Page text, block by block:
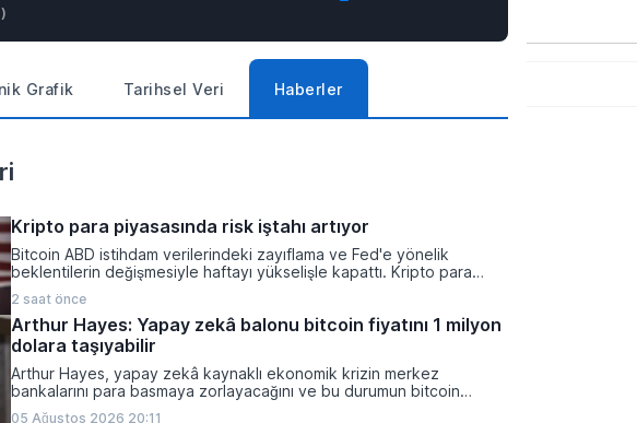
)
Grafik Tarihsel Veri Haberler
Kripto para piyasasında risk iştahı artıyor
Bitcoin ABD istihdam verilerindeki zayıflama ve Fed'e yönelik
beklentilerin değişmesiyle haftayı yükselişle kapattı. Kripto para
dönemde açıklanacak enflasyon rakamlarına ve küresel gelişmelere
çevrildi.
2 saat önce
Arthur Hayes: Yapay zekâ balonu bitcoin fiyatını 1 milyon
dolara taşıyabilir
Arthur Hayes, yapay zekâ kaynaklı ekonomik krizin merkez
bankalarını para basmaya zorlayacağını ve bu durumun bitcoin
fiyatını 1 milyon dolara taşıyabileceğini öngörürken beyaz yakalı iş
05 Ağustos 2026 20:11